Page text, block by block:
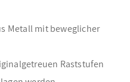
Metall mit beweglicher
Raststufen